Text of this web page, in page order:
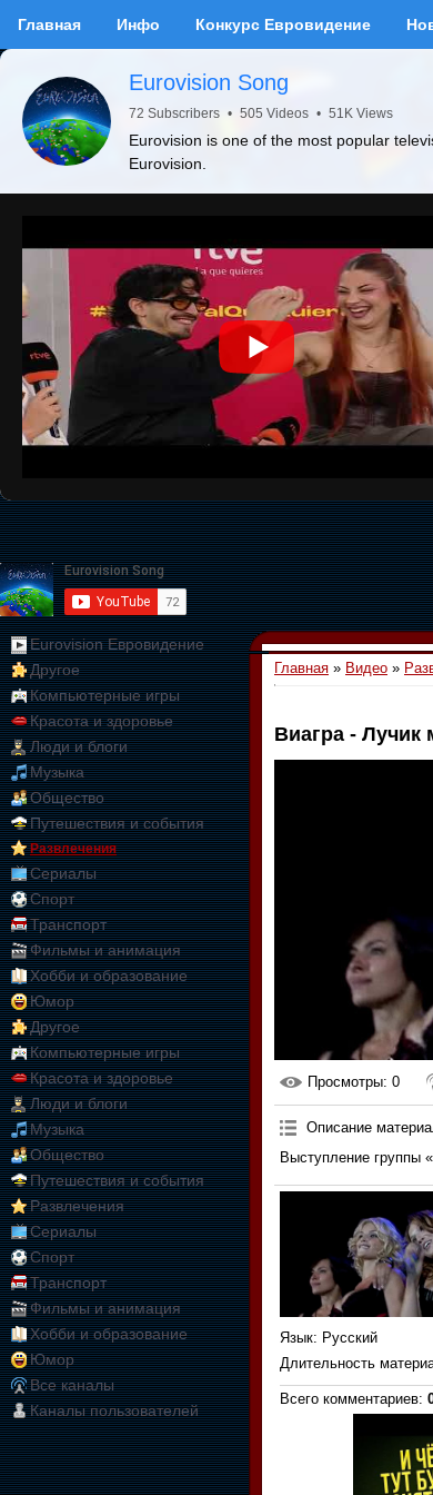
Главная Инфо Конкурс Евровидение
Eurovision Song
72 Subscribers • 505 Videos • 51K Views
Eurovision is one of the most popular
Eurovision.
Eurovision Евровидение
Другое
Компьютерные игры
Красота и здоровье
Люди и блоги
Музыка
Общество
Путешествия и события
Развлечения
Сериалы
Спорт
Транспорт
Фильмы и анимация
Хобби и образование
Юмор
Другое
Компьютерные игры
Красота и здоровье
Люди и блоги
Музыка
Общество
Путешествия и события
Развлечения
Сериалы
Спорт
Транспорт
Фильмы и анимация
Хобби и образование
Юмор
Все каналы
Каналы пользователей
Главная » Видео »
Виагра -
Просмотры: 0
Описание
Выступление группы
Язык: Русский
Длительность
Всего комментариев: